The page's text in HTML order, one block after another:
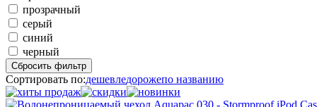
прозрачный
серый
синий
черный
Сбросить фильтр
Сортировать по:дешевледорожепо названию